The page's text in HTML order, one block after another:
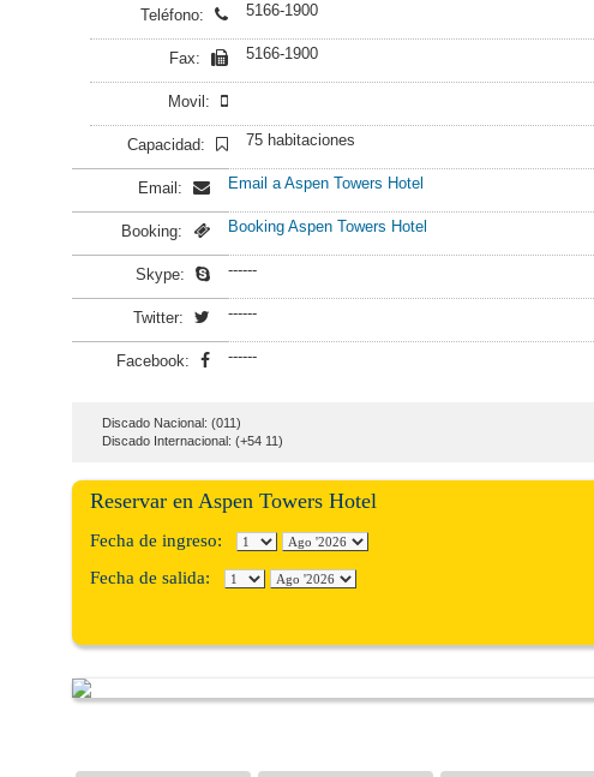
Teléfono:
5166-1900
Fax: 5166-1900
Movil:
Capacidad: 75 habitaciones
Email: Email a Aspen Towers Hotel
Booking: Booking Aspen Towers Hotel
Skype: ------
Twitter: ------
Facebook: ------
Discado Nacional: (011)
Discado Internacional: (+54 11)
Reservar en Aspen Towers Hotel
Fecha de ingreso:
Fecha de salida: